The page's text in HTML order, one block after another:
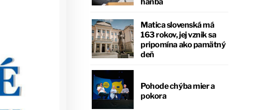
Matica slovenská má
163 rokov, jej vznik sa
pripomína ako pamätný
deň
Pohode chýba mier a
pokora